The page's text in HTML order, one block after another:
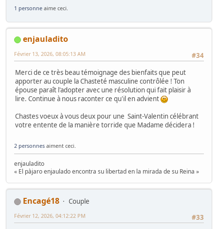
1 personne aime ceci.
enjauladito
#34
Février 13, 2026, 08:05:13 AM
Merci de ce très beau témoignage des bienfaits que peut
apporter au couple la Chasteté masculine contrôlée ! Ton
épouse paraît l'adopter avec une résolution qui fait plaisir à
lire. Continue à nous raconter ce qu'il en advient
Chastes voeux à vous deux pour une Saint-Valentin célébrant
votre entente de la manière torride que Madame décidera !
2 personnes aiment ceci.
enjauladito
« El pàjaro enjaulado encontra su libertad en la mirada de su Reina »
Encagé18
Couple
#33
Février 12, 2026, 04:12:22 PM